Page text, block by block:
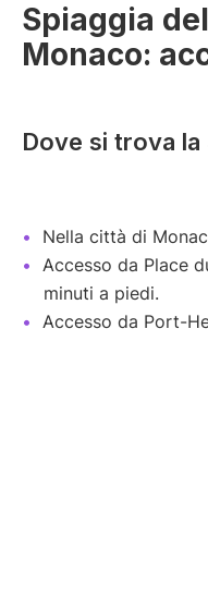
Spiaggia
Monaco:
Dove si trova
Nella città di
Accesso da Place
minuti a piedi.
Accesso da Port-